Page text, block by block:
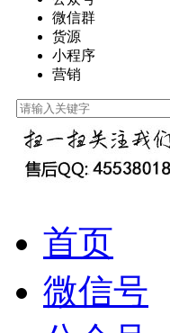
微信群
货源
小程序
营销
首页
微信号